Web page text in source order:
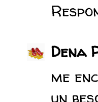
Dena
me
un